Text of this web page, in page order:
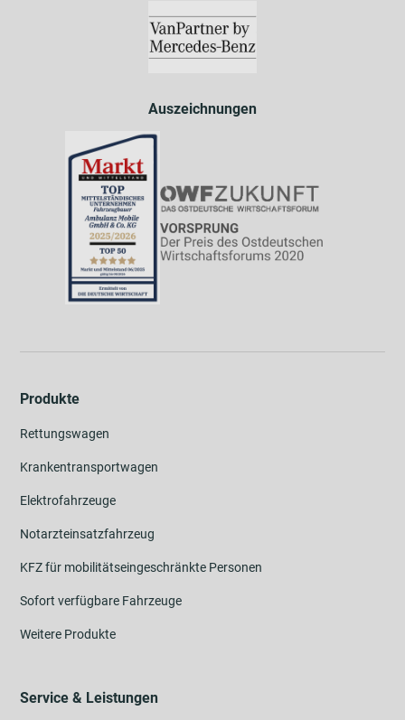
Auszeichnungen
Produkte
Rettungswagen
Krankentransportwagen
Elektrofahrzeuge
Notarzteinsatzfahrzeug
KFZ für mobilitätseingeschränkte Personen
Sofort verfügbare Fahrzeuge
Weitere Produkte
Service & Leistungen